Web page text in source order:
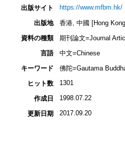
出版サイト
https://www.mfbm.hk/
出版地
香港, 中國 [Hong
資料の種類
期刊論文=Journal
言語
中文=Chinese
キーワード
佛陀=Gautama
ヒット数
1301
作成日 1998.07.22
更新日期 2017.09.20